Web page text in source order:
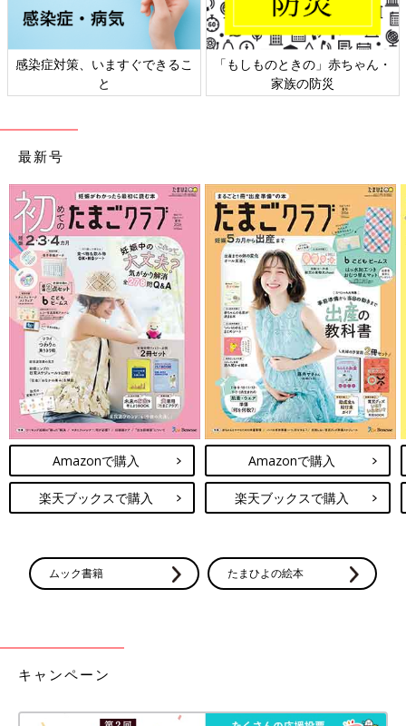
感染症対策、いますぐできるこ
と
「もしものときの」赤ちゃん・
家族の防災
最新号
Amazonで購入
楽天ブックスで購入
Amazonで購入
楽天ブックスで購入
ムック書籍 たまひよの絵本
キャンペーン